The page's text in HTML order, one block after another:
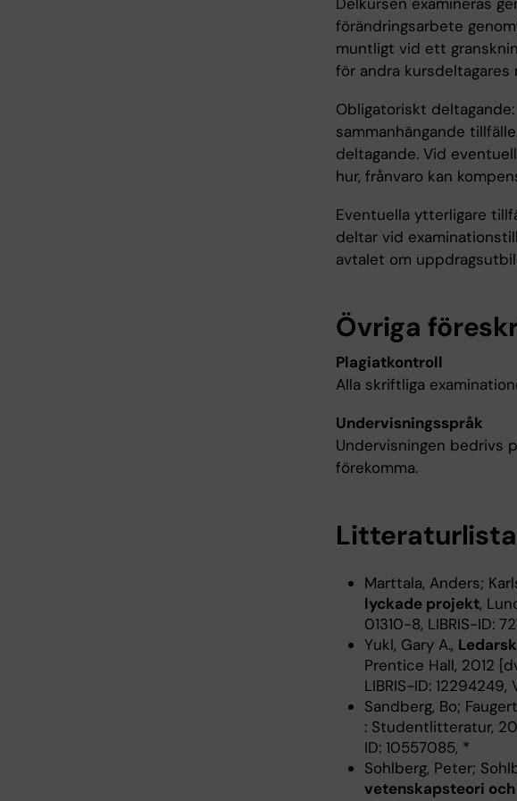
förändringsarbete
muntligt vid ett
för andra kursdeltagares
Obligatoriskt
sammanhängande
deltagande. Vid
hur, frånvaro kan
Eventuella ytterligare
deltar vid
avtalet om
Övriga
Plagiatkontroll
Alla skriftliga
Undervisningsspråk
Undervisningen bedrivs
förekomma.
Marttala, Anders;
lyckade projekt,
01310-8, LIBRIS-ID:
Yukl, Gary A.,
Prentice Hall, 2012
LIBRIS-ID: 12294249,
Sandberg, Bo;
: Studentlitteratur,
ID: 10557085, *
Sohlberg, Peter;
vetenskapsteori